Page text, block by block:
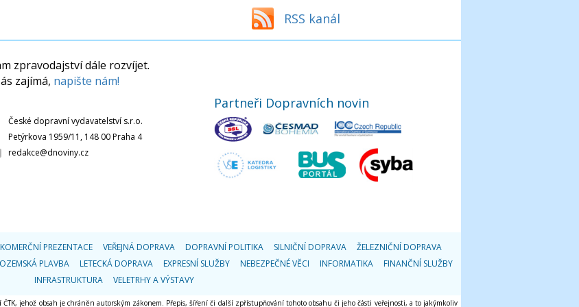
RSS kanál
zpravodajství dále rozvíjet.
zajímá, napište nám!
České dopravní vydavatelství s.r.o.
Petýrkova 1959/11, 148 00 Praha 4
redakce@dnoviny.cz
Partneři Dopravních novin
KOMERČNÍ PREZENTACE VEŘEJNÁ DOPRAVA DOPRAVNÍ POLITIKA SILNIČNÍ DOPRAVA
ŽELEZNIČNÍ DOPRAVA
PLAVBA LETECKÁ DOPRAVA EXPRESNÍ SLUŽBY NEBEZPEČNÉ VĚCI INFORMATIKA
FINANČNÍ SLUŽBY
INFRASTRUKTURA
VELETRHY A VÝSTAVY
ČTK, jehož obsah je chráněn autorským zákonem. Přepis, šíření či další zpřístupňování tohoto obsahu či jeho části veřejnosti, a to jakýmkoliv